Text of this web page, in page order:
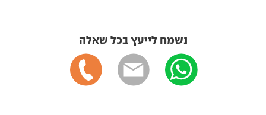
נשמח לייעץ בכל שאלה